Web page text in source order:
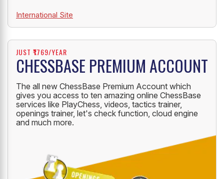
International Site
JUST ₹1769/YEAR
CHESSBASE PREMIUM ACCOUNT
The all new ChessBase Premium Account which
gives you access to ten amazing online ChessBase
services like PlayChess, videos, tactics trainer,
openings trainer, let's check function, cloud engine
and much more.